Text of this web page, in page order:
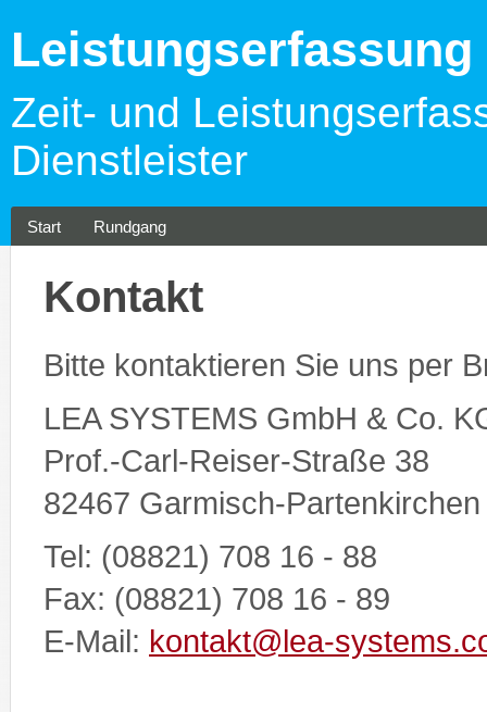
Leistungserfassung
Zeit- und
Dienstleister
Start Rundgang
Kontakt
Bitte kontaktieren Sie uns per
LEA SYSTEMS GmbH & Co.
Prof.-Carl-Reiser-Straße 38
82467 Garmisch-Partenkirchen
Tel: (08821) 708 16 - 88
Fax: (08821) 708 16 - 89
E-Mail: kontakt@lea-